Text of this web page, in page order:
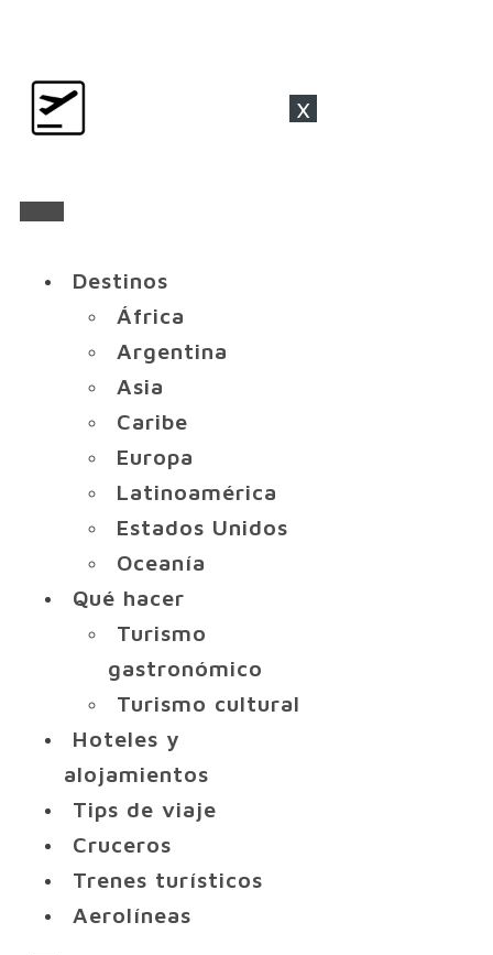
x
Destinos
África
Argentina
Asia
Caribe
Europa
Latinoamérica
Estados Unidos
Oceanía
Qué hacer
Turismo
gastronómico
Turismo cultural
Hoteles y
alojamientos
Tips de viaje
Cruceros
Trenes turísticos
Aerolíneas